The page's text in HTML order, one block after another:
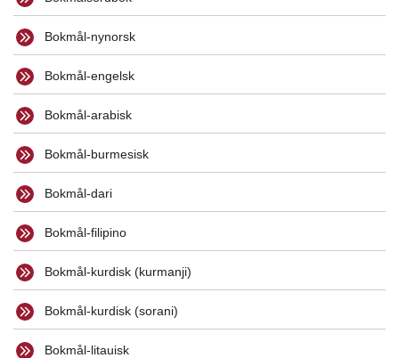
Bokmål-nynorsk
Bokmål-engelsk
Bokmål-arabisk
Bokmål-burmesisk
Bokmål-dari
Bokmål-filipino
Bokmål-kurdisk (kurmanji)
Bokmål-kurdisk (sorani)
Bokmål-litauisk